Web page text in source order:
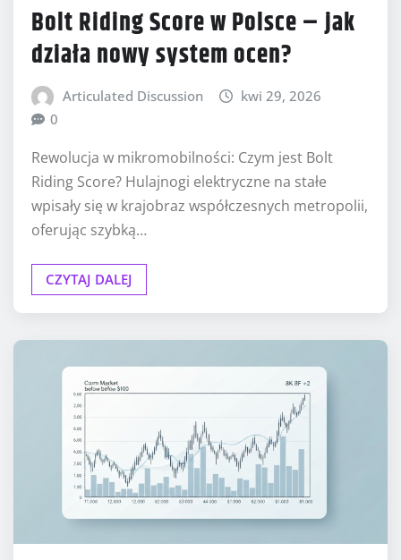
Bolt Riding Score w Polsce – jak
działa nowy system ocen?
Articulated Discussion
kwi 29, 2026
0
Rewolucja w mikromobilności: Czym jest Bolt
Riding Score? Hulajnogi elektryczne na stałe
wpisały się w krajobraz współczesnych metropolii,
oferując szybką…
CZYTAJ DALEJ